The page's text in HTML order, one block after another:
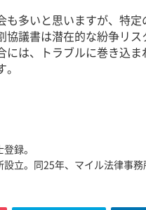
多いと思いますが、特定
議書は潜在的な紛争リ
は、トラブルに巻き込
録。
立。同25年、マイル法律事務